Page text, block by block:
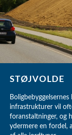
STØJVOLDE
infrastrukturer vil
foranstaltninger, og
ydermere en fordel,